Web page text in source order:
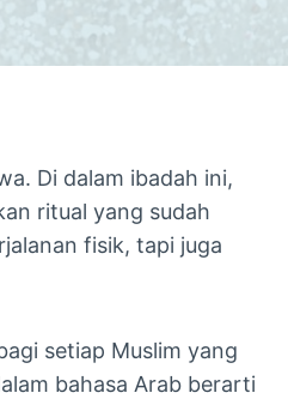
Di dalam ibadah ini,
ritual yang sudah
fisik, tapi juga
setiap Muslim yang
bahasa Arab berarti